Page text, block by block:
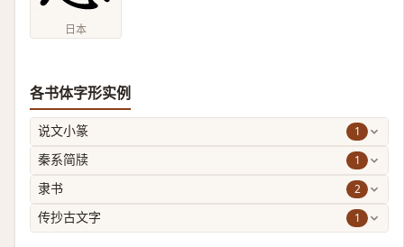
日本
各书体字形实例
说文小篆 1
秦系简牍 1
隶书 2
传抄古文字 1